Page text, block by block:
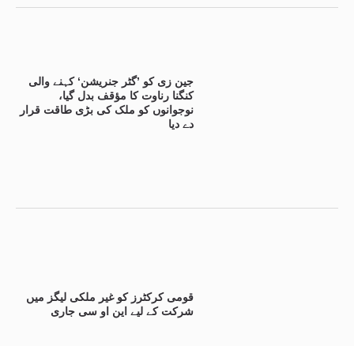
جین زی کو ’گٹر جنریشن‘ کہنے والی
کنگنا رناوت کا مؤقف بدل گیا،
نوجوانوں کو ملک کی بڑی طاقت قرار
دے دیا
قومی کرکٹرز کو غیر ملکی لیگز میں
شرکت کے لیے این او سی جاری